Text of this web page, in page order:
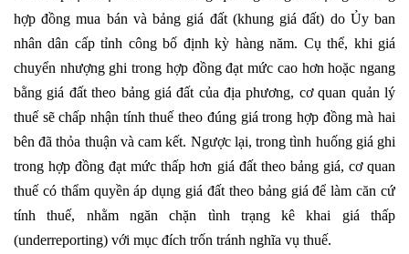
hợp đồng mua bán và bảng giá đất (khung giá đất) do Ủy ban
nhân dân cấp tỉnh công bố định kỳ hàng năm. Cụ thể, khi giá
chuyển nhượng ghi trong hợp đồng đạt mức cao hơn hoặc ngang
bằng giá đất theo bảng giá đất của địa phương, cơ quan quản lý
thuế sẽ chấp nhận tính thuế theo đúng giá trong hợp đồng mà hai
bên đã thỏa thuận và cam kết. Ngược lại, trong tình huống giá ghi
trong hợp đồng đạt mức thấp hơn giá đất theo bảng giá, cơ quan
thuế có thẩm quyền áp dụng giá đất theo bảng giá để làm căn cứ
tính thuế, nhằm ngăn chặn tình trạng kê khai giá thấp
(underreporting) với mục đích trốn tránh nghĩa vụ thuế.